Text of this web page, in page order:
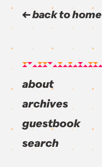
back to home
about
archives
guestbook
search